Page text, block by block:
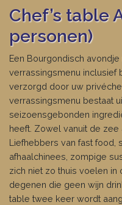
Chef’s table
personen)
Een Bourgondisch
verrassingsmenu inclusief
verzorgd door uw
verrassingsmenu bestaat
seizoensgebonden
heeft. Zowel vanuit de zee
Liefhebbers van fast food,
afhaalchinees, zompige
zich niet zo thuis voelen in
degenen die geen wijn
table twee keer wordt